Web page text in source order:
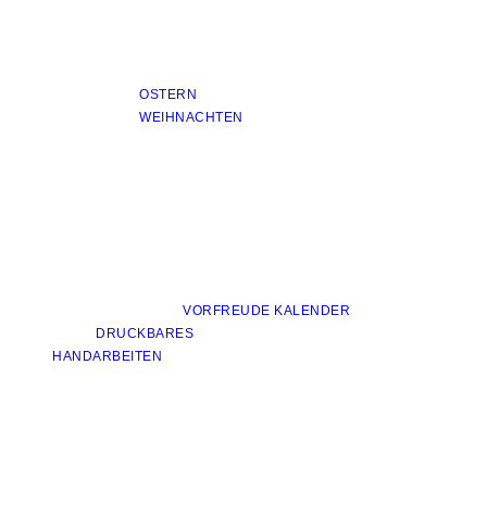
OSTERN
WEIHNACHTEN
VORFREUDE KALENDER
DRUCKBARES
HANDARBEITEN